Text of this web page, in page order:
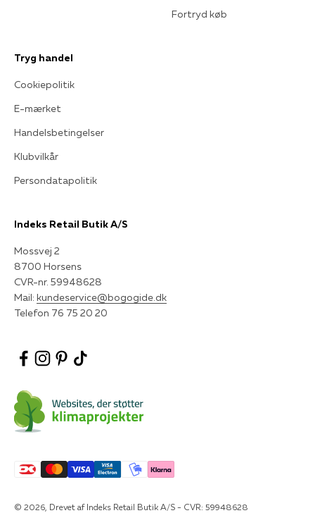
Fortryd køb
Tryg handel
Cookiepolitik
E-mærket
Handelsbetingelser
Klubvilkår
Persondatapolitik
Indeks Retail Butik A/S
Mossvej 2
8700 Horsens
CVR-nr. 59948628
Mail: kundeservice@bogogide.dk
Telefon 76 75 20 20
© 2026, Drevet af Indeks Retail Butik A/S - CVR: 59948628